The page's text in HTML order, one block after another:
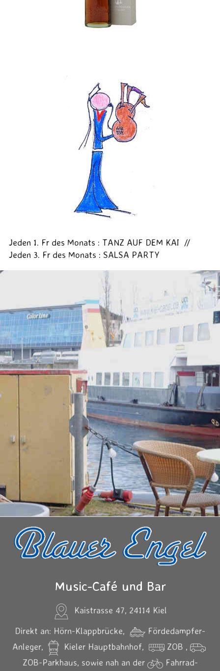
Jeden 1. Fr des Monats : TANZ AUF DEM KAI //
Jeden 3. Fr des Monats : SALSA PARTY
Music-Café und Bar
Kaistrasse 47, 24114 Kiel
Direkt an: Hörn-Klappbrücke,
Fördedampfer-
Anleger,
Kieler Hauptbahnhof,
ZOB ,
ZOB-Parkhaus, sowie nah an der
Fahrrad-